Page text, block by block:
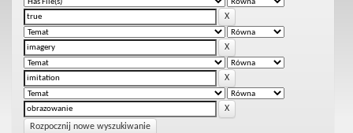
Rozpocznij nowe wyszukiwanie